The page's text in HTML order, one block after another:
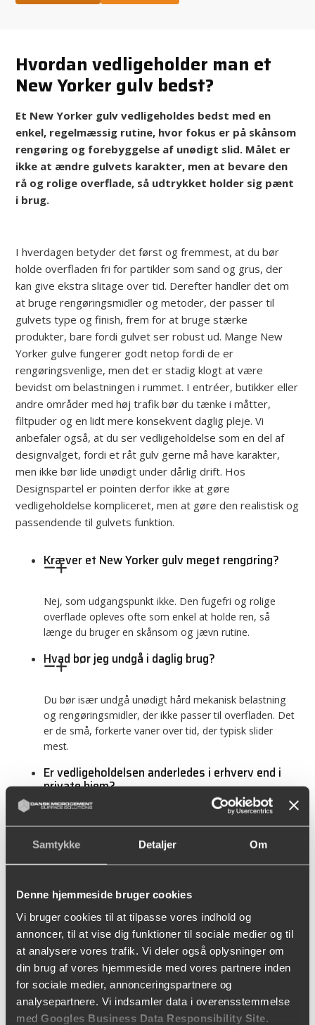
Samtykke Detaljer Om
Denne hjemmeside bruger cookies
Vi bruger cookies til at tilpasse vores indhold og
annoncer, til at vise dig funktioner til sociale medier og til
at analysere vores trafik. Vi deler også oplysninger om
din brug af vores hjemmeside med vores partnere inden
for sociale medier, annonceringspartnere og
analysepartnere. Vi indsamler data i overensstemmelse
med Googles Business Data Responsibility Site
Hvordan vedligeholder man et
New Yorker gulv bedst?
Et New Yorker gulv vedligeholdes bedst med en
enkel, regelmæssig rutine, hvor fokus er på skånsom
rengøring og forebyggelse af unødigt slid. Målet er
ikke at ændre gulvets karakter, men at bevare den
rå og rolige overflade, så udtrykket holder sig pænt
i brug.
I hverdagen betyder det først og fremmest, at du bør
holde overfladen fri for partikler som sand og grus, der
kan give ekstra slitage over tid. Derefter handler det om
at bruge rengøringsmidler og metoder, der passer til
gulvets type og finish, frem for at bruge stærke
produkter, bare fordi gulvet ser robust ud. Mange New
Yorker gulve fungerer godt netop fordi de er
rengøringsvenlige, men det er stadig klogt at være
bevidst om belastningen i rummet. I entréer, butikker eller
andre områder med høj trafik bør du tænke i måtter,
filtpuder og en lidt mere konsekvent daglig pleje. Vi
anbefaler også, at du ser vedligeholdelse som en del af
designvalget, fordi et råt gulv gerne må have karakter,
men ikke bør lide unødigt under dårlig drift. Hos
Designspartel er pointen derfor ikke at gøre
vedligeholdelse kompliceret, men at gøre den realistisk og
passendende til gulvets funktion.
Kræver et New Yorker gulv meget rengøring?
Nej, som udgangspunkt ikke. Den fugefri og rolige
overflade opleves ofte som enkel at holde ren, så
længe du bruger en skånsom og jævn rutine.
Hvad bør jeg undgå i daglig brug?
Du bør især undgå unødigt hård mekanisk belastning
og rengøringsmidler, der ikke passer til overfladen. Det
er de små, forkerte vaner over tid, der typisk slider
mest.
Er vedligeholdelsen anderledes i erhverv end i
private hjem?
Ja, ofte. Jo højere trafik og jo hårdere brug, desto
vigtigere bliver forebyggelse og faste rutiner for at
kan du læse videre om New Yorker gulvogmicrocement
gulv.